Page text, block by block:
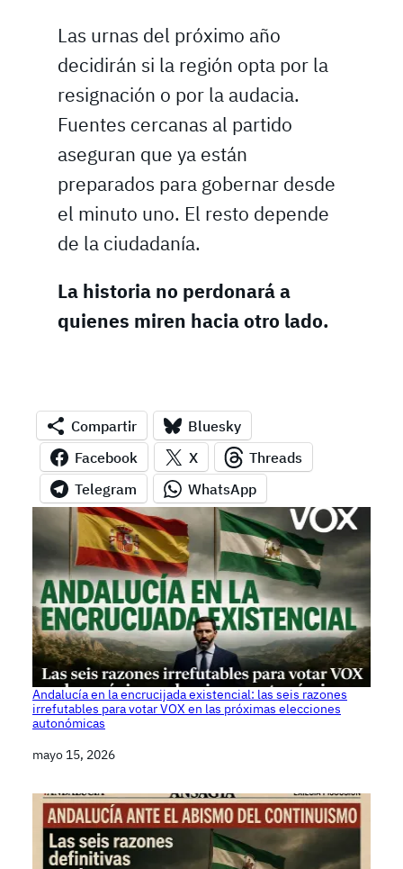
Las urnas del próximo año
decidirán si la región opta por la
resignación o por la audacia.
Fuentes cercanas al partido
aseguran que ya están
preparados para gobernar desde
el minuto uno. El resto depende
de la ciudadanía.
La historia no perdonará a
quienes miren hacia otro lado.
Compartir
Bluesky
Facebook
X
Threads
Telegram
WhatsApp
Andalucía en la encrucijada existencial: las seis razones
irrefutables para votar VOX en las próximas elecciones
autonómicas
Fecha
mayo 15, 2026